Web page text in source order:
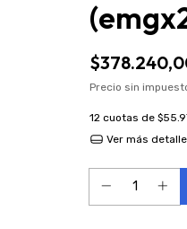
Precio sin
12 cuotas de
Ver más